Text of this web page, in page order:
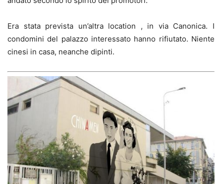
Era stata prevista un’altra location , in via Canonica. I
condomini del palazzo interessato hanno rifiutato. Niente
cinesi in casa, neanche dipinti.